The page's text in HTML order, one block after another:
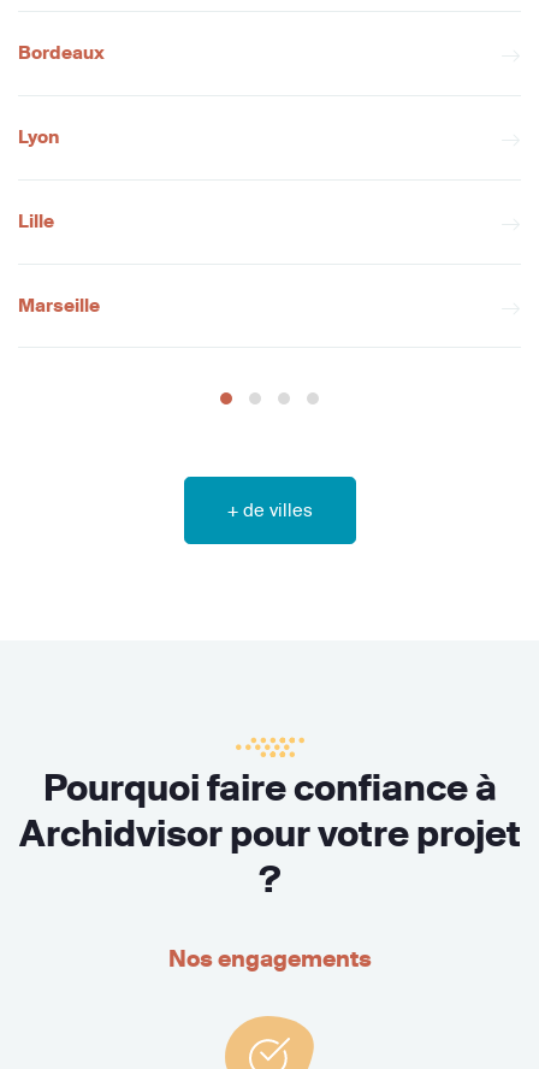
Bordeaux
Lyon
Lille
Marseille
+ de villes
Pourquoi faire confiance à
Archidvisor pour votre projet
?
Nos engagements